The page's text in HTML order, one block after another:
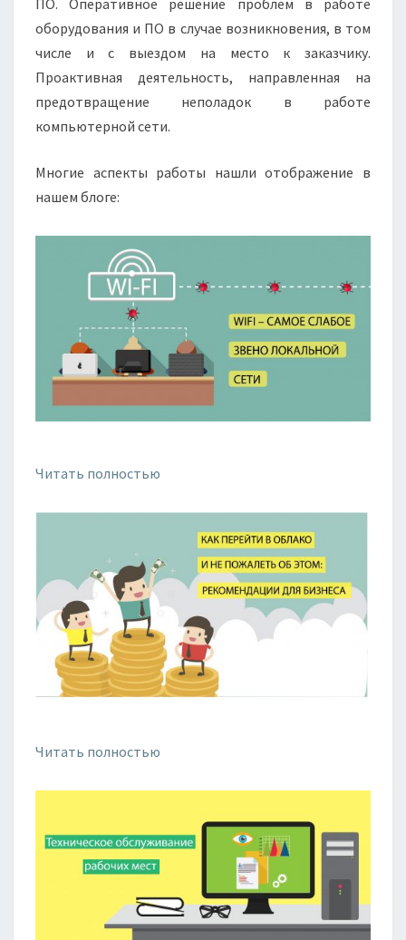
ПО. Оперативное решение проблем в работе
оборудования и ПО в случае возникновения, в том
числе и с выездом на место к заказчику.
Проактивная деятельность, направленная на
предотвращение неполадок в работе
компьютерной сети.
Многие аспекты работы нашли отображение в
нашем блоге:
Читать полностью
Читать полностью